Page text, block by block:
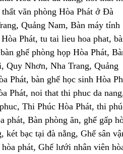
văn phòng Hòa Phát ở Đà
Quảng Nam, Bàn máy tính
Phát, tu tai lieu hoa phat,
ghế phòng họp Hòa Phát,
Quy Nhơn, Nha Trang, Quảng
Phát, bàn ghế học sinh Hòa
Phát, noi that thi phuc da
Thi Phúc Hòa Phát, thi
phát, Bàn phòng ăn, ghế gấp
két bạc tại đà nẵng, Ghế sân
phát, Ghế lưới nhân viên